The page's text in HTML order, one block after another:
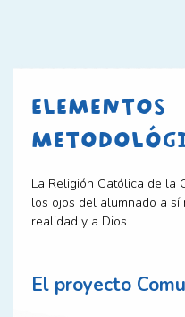
ELEMENTOS
La Religión Católica de la
los ojos del alumnado a sí
realidad y a Dios.
El proyecto